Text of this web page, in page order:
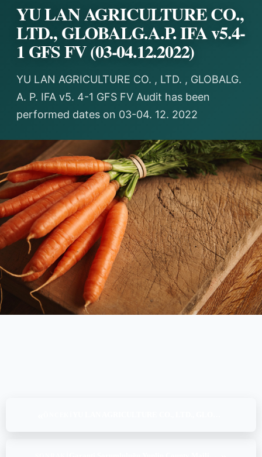
YU LAN AGRICULTURE CO.,
LTD., GLOBALG.A.P. IFA v5.4-
1 GFS FV (03-04.12.2022)
YU LAN AGRICULTURE CO. , LTD. , GLOBALG.
A. P. IFA v5. 4-1 GFS FV Audit has been
performed dates on 03-04. 12. 2022